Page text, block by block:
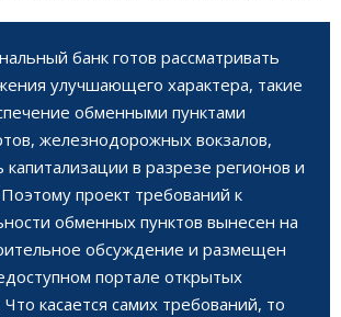
банк готов рассматривать
улучшающего характера, такие
обменными пунктами
железнодорожных вокзалов,
капитализации в разрезе регионов и
проект требований к
обменных пунктов вынесен на
обсуждение и размещен
портале открытых
касается самих требований, то